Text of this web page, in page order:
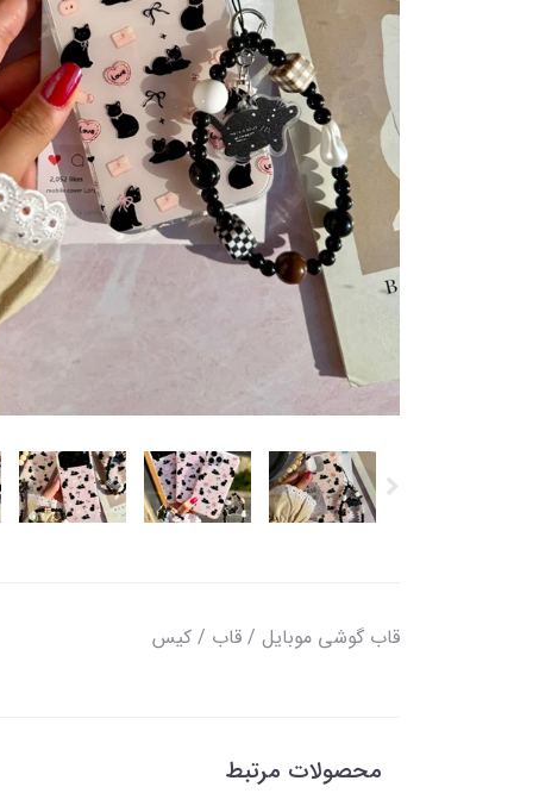
قاب گوشی موبایل / قاب / کیس
محصولات مرتبط